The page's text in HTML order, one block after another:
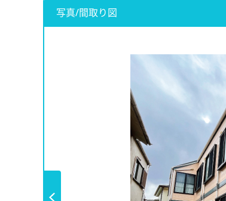
写真/間取り図